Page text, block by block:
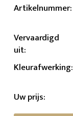
Artikelnummer:
Vervaardigd
uit:
Kleurafwerking:
Uw prijs: